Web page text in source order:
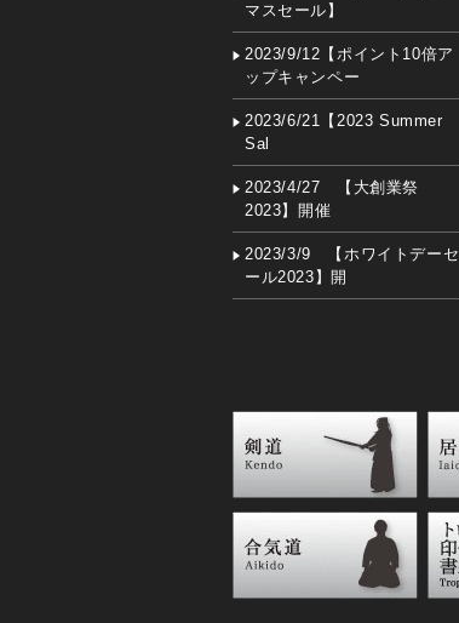
マスセール】
2023/9/12【ポイント10倍ア
ップキャンペー
2023/6/21【2023 Summer
Sal
2023/4/27 【大創業祭
2023】開催
2023/3/9 【ホワイトデーセ
ール2023】開